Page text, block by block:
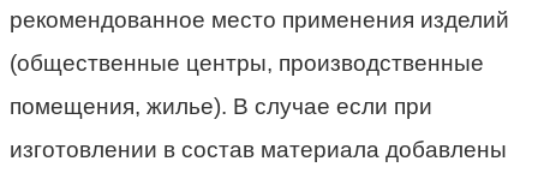
рекомендованное место применения изделий
(общественные центры, производственные
помещения, жилье). В случае если при
изготовлении в состав материала добавлены